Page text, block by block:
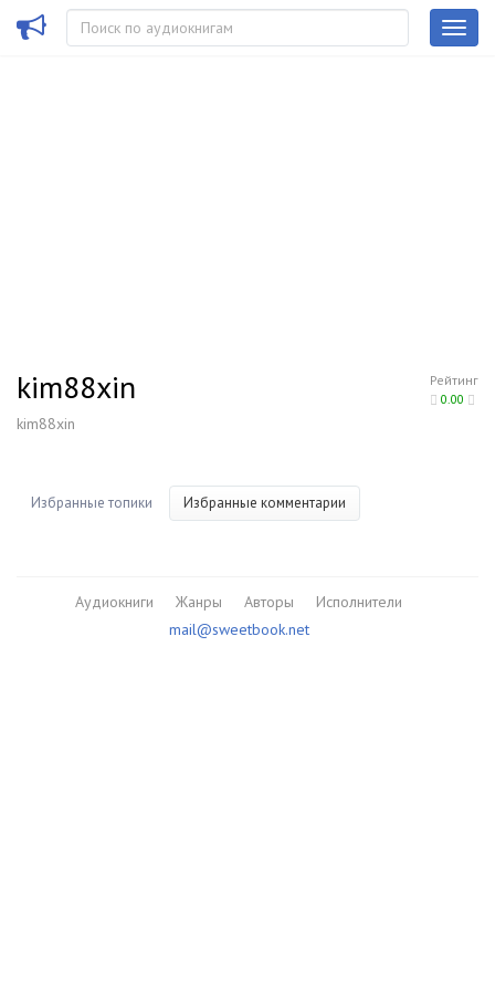
Рейтинг
0.00
kim88xin
kim88xin
Избранные топики Избранные комментарии
Аудиокниги Жанры Авторы
Исполнители
mail@sweetbook.net